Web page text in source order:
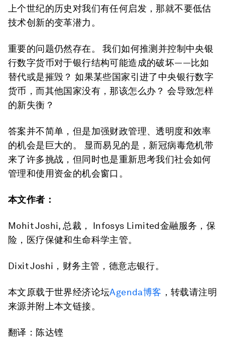
上个世纪的历史对我们有任何启发，那就不要低估
技术创新的变革潜力。
重要的问题仍然存在。 我们如何推测并控制中央银
行数字货币对于银行结构可能造成的破坏——比如
替代或是摧毁？ 如果某些国家引进了中央银行数字
货币，而其他国家没有，那该怎么办？ 会导致怎样
的新失衡？
答案并不简单，但是加强财政管理、透明度和效率
的机会是巨大的。 显而易见的是，新冠病毒危机带
来了许多挑战，但同时也是重新思考我们社会如何
管理和使用资金的机会窗口。
本文作者：
Mohit Joshi, 总裁， Infosys Limited金融服务，保
险，医疗保健和生命科学主管。
Dixit Joshi，财务主管，德意志银行。
本文原载于世界经济论坛Agenda博客 ，转载请注明
来源并附上本文链接。
翻译：陈达铿